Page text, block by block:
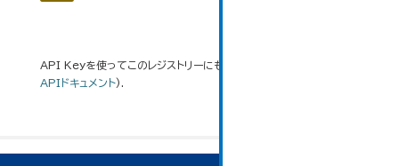
API Keyを使ってこのレジストリーにもアクセス可能です
APIドキュメント).